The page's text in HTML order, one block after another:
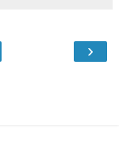
›